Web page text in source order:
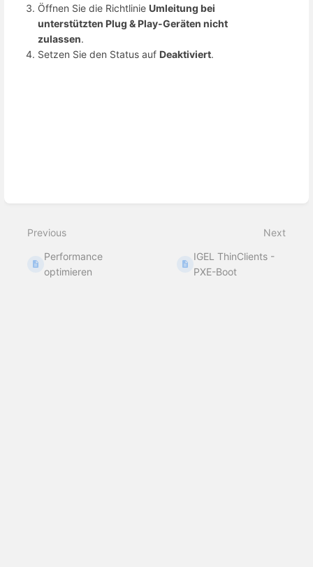
Öffnen Sie die Richtlinie Umleitung bei
unterstützten Plug & Play-Geräten nicht
zulassen.
Setzen Sie den Status auf Deaktiviert.
mode
Previous
Performance
optimieren
Next
IGEL ThinClients -
PXE-Boot